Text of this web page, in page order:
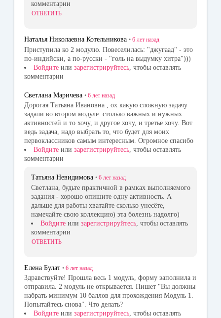
комментарии
ОТВЕТИТЬ
Наталья Николаевна Котельникова • 6 лет назад
Приступила ко 2 модулю. Повеселилась: "джугаад" - это
по-индийски, а по-русски - "голь на выдумку хитра")))
Войдите или зарегистрируйтесь , чтобы оставлять
комментарии
Светлана Маричева • 6 лет назад
Дорогая Татьяна Ивановна , ох какую сложную задачу
задали во втором модуле: столько важных и нужных
активностей и то хочу, и другое хочу, и третье хочу. Вот
ведь задача, надо выбрать то, что будет для моих
первоклассников самым интересным. Огромное спасибо
Войдите или зарегистрируйтесь, чтобы оставлять
комментарии
Татьяна Невидимова • 6 лет назад
Светлана, будьте практичной в рамках выполняемого
задания - хорошо опишите одну активность. А
дальше для работы хватайте сколько унесёте,
намечайте свою коллекцию) эта болезнь надолго)
Войдите или зарегистрируйтесь , чтобы оставлять
комментарии
ОТВЕТИТЬ
Елена Булат • 6 лет назад
Здравствуйте! Прошла весь 1 модуль, форму заполнила и
отправила. 2 модуль не открывается. Пишет "Вы должны
набрать минимум 10 баллов для прохождения Модуль 1.
Попытайтесь снова". Что делать?
Войдите или зарегистрируйтесь, чтобы оставлять